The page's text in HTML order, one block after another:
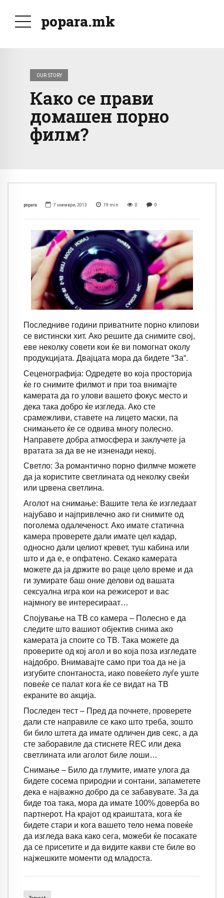
popara.mk
OUR STORY
Како се прави
домашен порно
филм?
popara 7 ноември, 2013 19 min 0 0
Последниве години приватните порно клипови
се вистински хит. Ако решите да снимите свој,
еве неколку совети кои ќе ви помогнат околу
продукцијата. Двајцата мора да бидете “За“.
Сеценографија: Одредете во која просторија
ќе го снимите филмот и при тоа внимајте
камерата да го улови вашето фокус место и
дека така добро ќе изгледа. Ако сте
срамежливи, ставете на лицето маски, па
снимањето ќе се одвива многу полесно.
Направете добра атмосфера и заклучете ја
вратата за да ве не изненади некој.
Светло: За романтично порно филмче можете
да ја користите светлината од неколку свеќи
или црвена светлина.
Аголот на снимање: Вашите тела ќе изгледаат
најубаво и најпривлечно ако ги снимите од
поголема одалеченост. Ако имате статична
камера проверете дали имате цел кадар,
односно дали целиот кревет, туш кабина или
што и да е, е опфатено. Секако камерата
можете да ја држите во раце цело време и да
ги зумирате баш оние делови од вашата
сексуална игра кои на режисерот и вас
најмногу ве интересираат…
Спојување на ТВ со камера – Полесно е да
следите што вашиот објектив снима ако
камерата ја споите со ТВ. Така можете да
проверите од кој агол и во која поза изгледате
најдобро. Внимавајте само при тоа да не ја
изгубите спонтаноста, иако повеќето луѓе уште
повеќе се палат кога ќе се видат на ТВ
екраните во акција.
Последен тест – Пред да почнете, проверете
дали сте направиле се како што треба, зошто
би било штета да имате одличен див секс, а да
сте заборавиле да стиснете REC или дека
светлината или аголот биле лоши…
Снимање – Било да глумите, имате улога да
бидете сосема природни и сонтани, запаметете
дека е најважно добро да се забавувате. За да
биде тоа така, мора да имате 100% доверба во
партнерот. На крајот од краиштата, кога ќе
бидете стари и кога вашето тело нема повеќе
да изгледа вака како сега, можеби ќе посакате
да се присетите и да видите какви сте биле во
најжешките моменти од младоста.